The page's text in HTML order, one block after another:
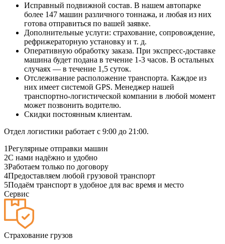
Исправный подвижной состав. В нашем автопарке
более 147 машин различного тоннажа, и любая из них
готова отправиться по вашей заявке.
Дополнительные услуги: страхование, сопровождение,
рефрижераторную установку и т. д.
Оперативную обработку заказа. При экспресс-доставке
машина будет подана в течение 1-3 часов. В остальных
случаях — в течение 1,5 суток.
Отслеживание расположение транспорта. Каждое из
них имеет системой GPS. Менеджер нашей
транспортно-логистической компании в любой момент
может позвонить водителю.
Скидки постоянным клиентам.
Отдел логистики работает с 9:00 до 21:00.
1Регулярные отправки машин
2С нами надёжно и удобно
3Работаем только по договору
4Предоставляем любой грузовой транспорт
5Подаём транспорт в удобное для вас время и место
Сервис
Страхование грузов